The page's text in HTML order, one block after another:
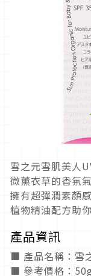
雪之元雪肌美人
微薰衣草的香氛
擁有超彈潤素顏
植物精油配方助
產品資訊
■ 產品名稱：雪
■ 參考價格：